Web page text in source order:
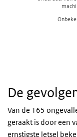
De
Van de 165
geraakt is door een
ernstigste letsel